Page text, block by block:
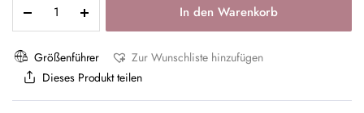
In den Warenkorb
Größenführer
Zur Wunschliste hinzufügen
Dieses Produkt teilen